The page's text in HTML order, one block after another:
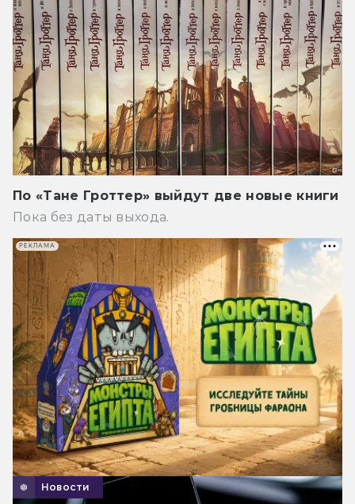
По «Тане Гроттер» выйдут две новые книги
Пока без даты выхода.
Новости
РЕКЛАМА